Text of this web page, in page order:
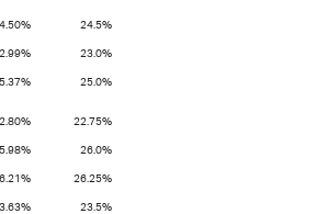
24.5%
23.0%
25.0%
22.75%
26.0%
26.25%
23.5%